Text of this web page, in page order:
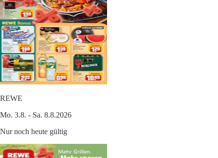
REWE
Mo. 3.8. - Sa. 8.8.2026
Nur noch heute gültig